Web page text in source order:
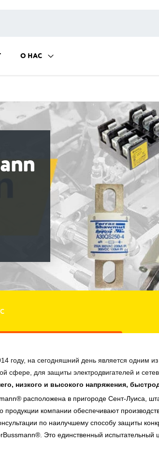
О НАС
году, на сегодняшний день является одним
сфере, для защиты электродвигателей и
низкого и высокого напряжения,
расположена в пригороде Сент-Луиса,
продукции компании обеспечивают
по наилучшему способу защиты
Это единственный